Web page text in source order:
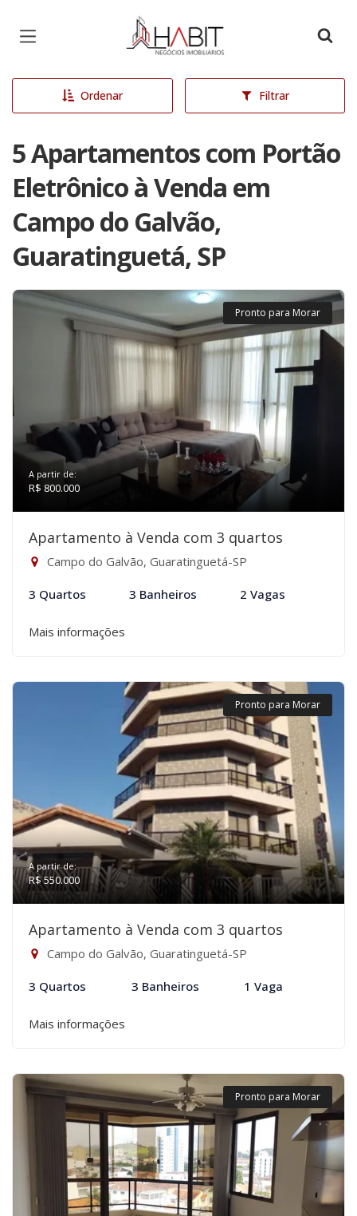
Página inicial
Ordenar Filtrar
5 Apartamentos com Portão
Eletrônico à Venda em
Campo do Galvão,
Guaratinguetá, SP
Pronto para Morar
A partir de:
R$ 800.000
Apartamento à Venda com 3 quartos
Campo do Galvão, Guaratinguetá-SP
3 Quartos 3 Banheiros 2 Vagas
Mais informações
Pronto para Morar
A partir de:
R$ 550.000
Apartamento à Venda com 3 quartos
Campo do Galvão, Guaratinguetá-SP
3 Quartos 3 Banheiros 1 Vaga
Mais informações
Pronto para Morar